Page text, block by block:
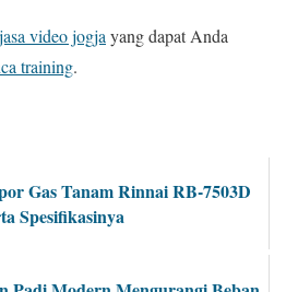
jasa video jogja yang dapat Anda
training.
Gas Tanam Rinnai RB-7503D
Spesifikasinya